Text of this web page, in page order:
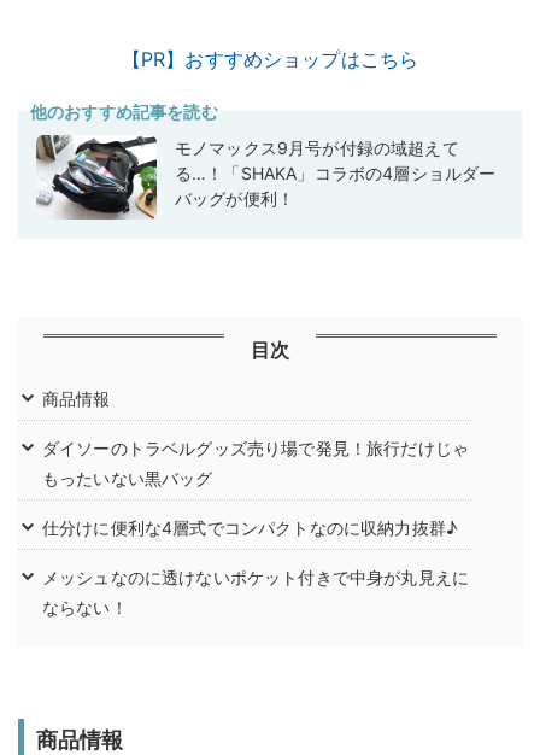
【PR】おすすめショップはこちら
他のおすすめ記事を読む
モノマックス9月号が付録の域超えて
る…！「SHAKA」コラボの4層ショルダー
バッグが便利！
目次
商品情報
ダイソーのトラベルグッズ売り場で発見！旅行だけじゃ
もったいない黒バッグ
仕分けに便利な4層式でコンパクトなのに収納力抜群♪
メッシュなのに透けないポケット付きで中身が丸見えに
ならない！
商品情報